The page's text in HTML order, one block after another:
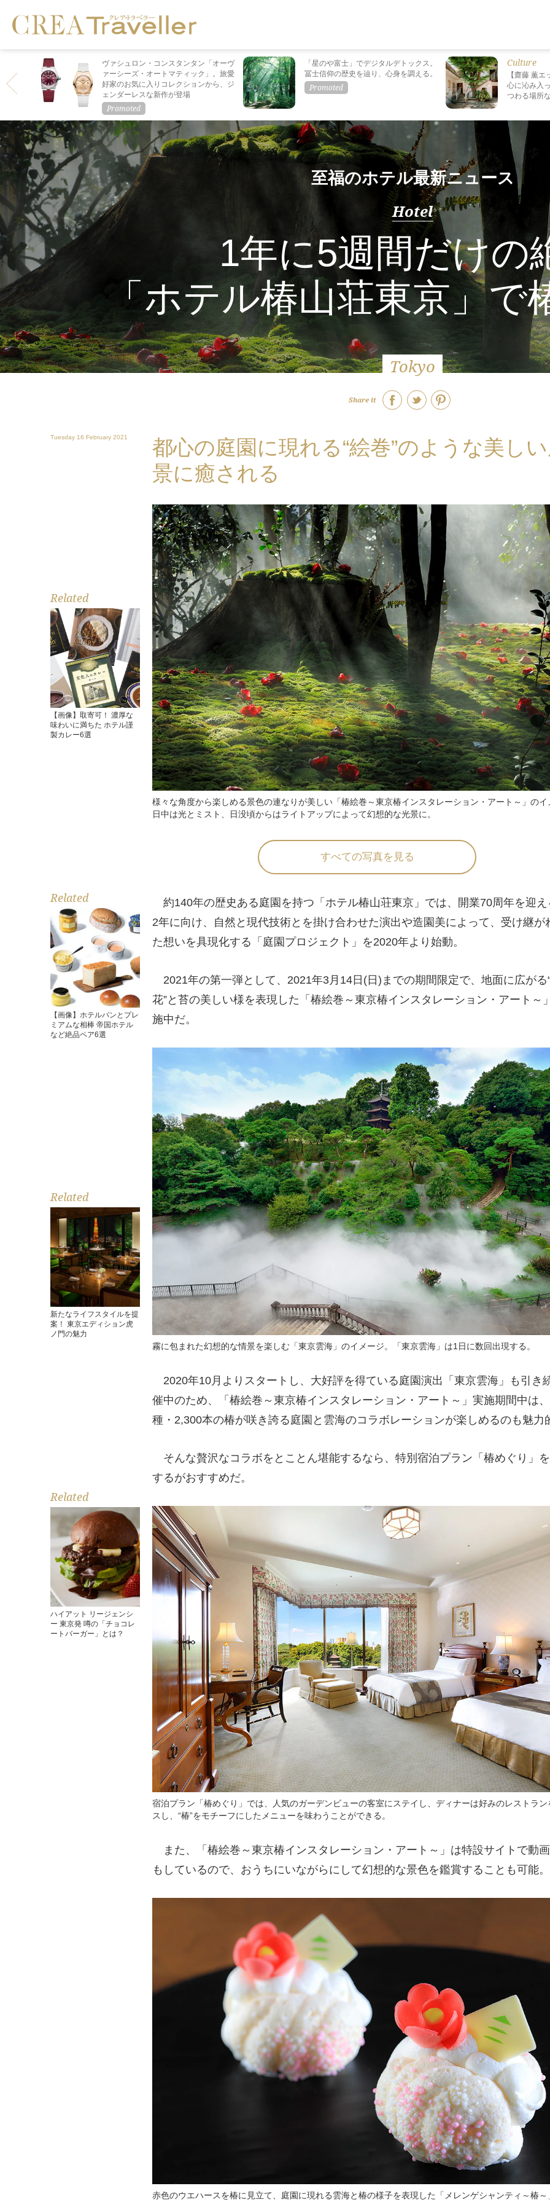
ヴァシュロン・コンスタンタン「オーヴ
ァーシーズ・オートマティック」。旅愛
好家のお気に入りコレクションから、ジ
ェンダーレスな新作が登場
「星のや富士」でデジタルデトックス。
冨士信仰の歴史を辿り、心身を調える。
Culture
【齋藤 薫
心に沁み入
つわる場所
至福のホテル最新ニュース
Hotel
1年に5週間だけの
「ホテル椿山荘東京」で
Tokyo
Share it
Tuesday 16 February 2021
Related
【画像】取寄可！ 濃厚な
味わいに満ちた ホテル謹
製カレー6選
Related
【画像】ホテルパンとプレ
ミアムな相棒 帝国ホテル
など絶品ペア6選
Related
新たなライフスタイルを提
案！ 東京エディション虎
ノ門の魅力
Related
ハイアット リージェンシ
ー 東京発 噂の「チョコレ
ートバーガー」とは？
都心の庭園に現れる“絵巻”のような美し
景に癒される
様々な角度から楽しめる景色の連なりが美しい「椿絵巻～東京椿インスタレーション・アート～」のイ
日中は光とミスト、日没頃からはライトアップによって幻想的な光景に。
すべての写真を見る
約140年の歴史ある庭園を持つ「ホテル椿山荘東京」では、開業70周年を迎え
2年に向け、自然と現代技術とを掛け合わせた演出や造園美によって、受け継が
た想いを具現化する「庭園プロジェクト」を2020年より始動。
2021年の第一弾として、2021年3月14日(日)までの期間限定で、地面に広がる
花”と苔の美しい様を表現した「椿絵巻～東京椿インスタレーション・アート～
施中だ。
霧に包まれた幻想的な情景を楽しむ「東京雲海」のイメージ。「東京雲海」は1日に数回出現する。
2020年10月よりスタートし、大好評を得ている庭園演出「東京雲海」も引き
催中のため、「椿絵巻～東京椿インスタレーション・アート～」実施期間中は
種・2,300本の椿が咲き誇る庭園と雲海のコラボレーションが楽しめるのも魅力
そんな贅沢なコラボをとことん堪能するなら、特別宿泊プラン「椿めぐり」
するがおすすめだ。
宿泊プラン「椿めぐり」では、人気のガーデンビューの客室にステイし、ディナーは好みのレストラン
スし、“椿”をモチーフにしたメニューを味わうことができる。
また、「椿絵巻～東京椿インスタレーション・アート～」は特設サイトで動
もしているので、おうちにいながらにして幻想的な景色を鑑賞することも可能。
赤色のウエハースを椿に見立て、庭園に現れる雲海と椿の様子を表現した「メレンゲシャンティ～椿